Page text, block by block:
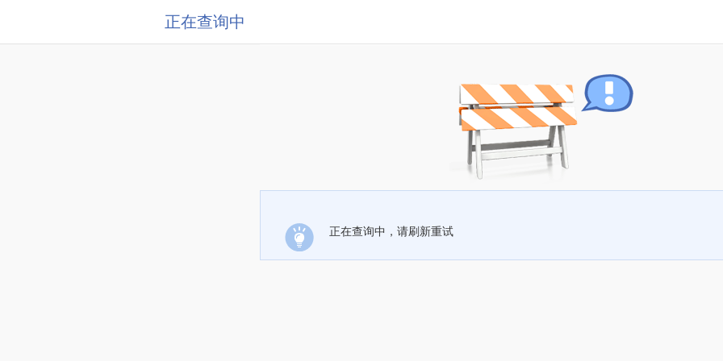
正在查询中
正在查询中，请刷新重试